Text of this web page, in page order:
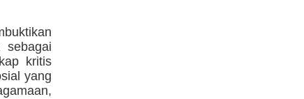
sebagai
kritis
yang